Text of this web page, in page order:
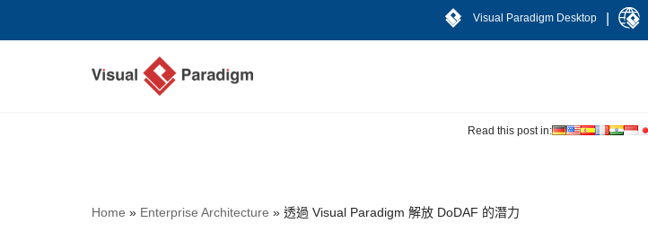
Visual Paradigm Desktop
Read this post in:
Home » Enterprise Architecture » 透過 Visual Paradigm 解放 DoDAF 的潛力